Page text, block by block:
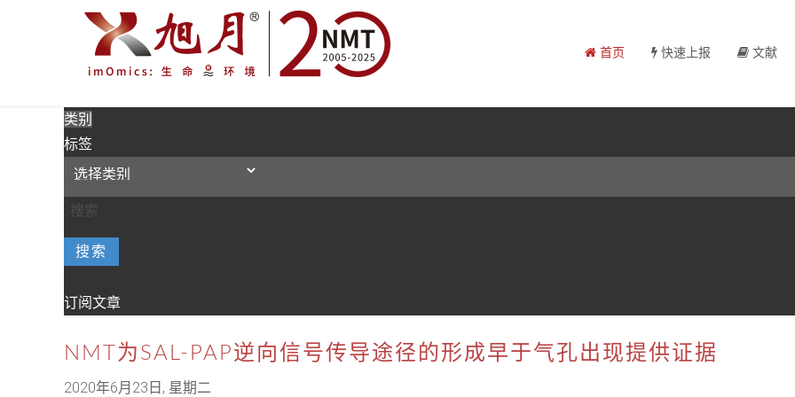
首页 快速上报 文献
类别
标签
搜索
订阅文章
NMT为SAL-PAP逆向信号传导途径的形成早于气孔出现提供证据
2020年6月23日, 星期二